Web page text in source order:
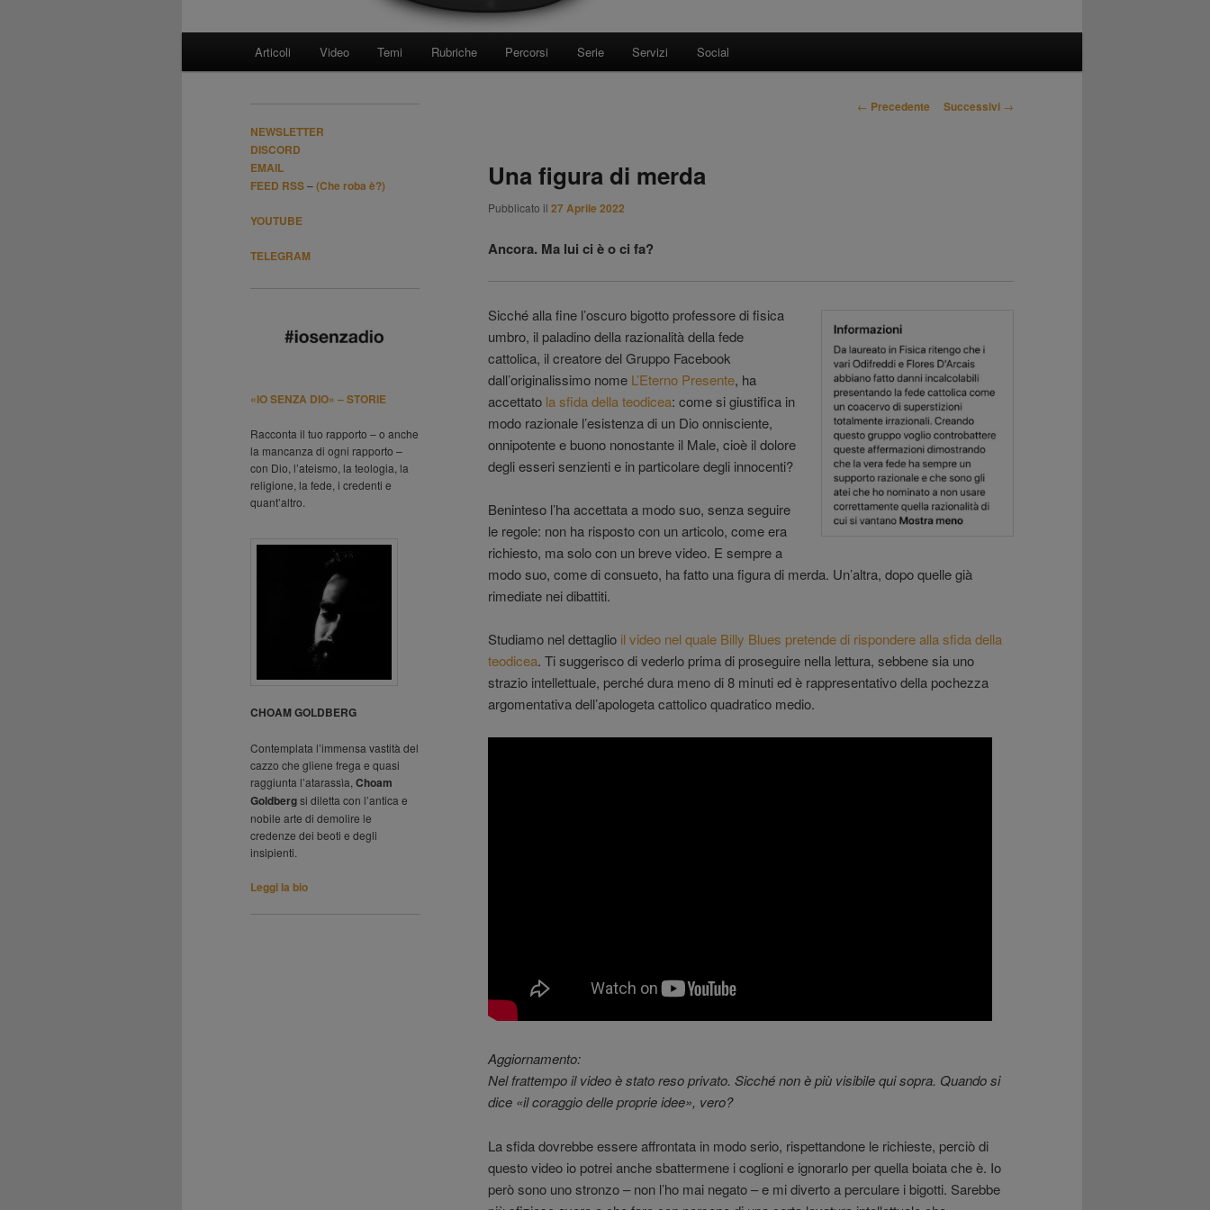
Vai
contenuto
principale
Articoli Video Temi Rubriche Percorsi Serie Servizi Social
Navigazione
← Precedente Successivi →
Una figura di merda
Pubblicato il 27 Aprile 2022
Ancora. Ma lui ci è o ci fa?
Sicché alla fine l’oscuro bigotto professore di fisica
umbro, il paladino della razionalità della fede
cattolica, il creatore del Gruppo Facebook
dall’originalissimo nome L’Eterno Presente, ha
accettato la sfida della teodicea: come si giustifica in
modo razionale l’esistenza di un Dio onnisciente,
onnipotente e buono nonostante il Male, cioè il dolore
degli esseri senzienti e in particolare degli innocenti?
Beninteso l’ha accettata a modo suo, senza seguire
le regole: non ha risposto con un articolo, come era
richiesto, ma solo con un breve video. E sempre a
modo suo, come di consueto, ha fatto una figura di merda. Un’altra, dopo quelle già
rimediate nei dibattiti.
Studiamo nel dettaglio il video nel quale Billy Blues pretende di rispondere alla sfida della
teodicea. Ti suggerisco di vederlo prima di proseguire nella lettura, sebbene sia uno
strazio intellettuale, perché dura meno di 8 minuti ed è rappresentativo della pochezza
argomentativa dell’apologeta cattolico quadratico medio.
Aggiornamento:
Nel frattempo il video è stato reso privato. Sicché non è più visibile qui sopra. Quando si
dice «il coraggio delle proprie idee», vero?
La sfida dovrebbe essere affrontata in modo serio, rispettandone le richieste, perciò di
questo video io potrei anche sbattermene i coglioni e ignorarlo per quella boiata che è. Io
però sono uno stronzo – non l’ho mai negato – e mi diverto a perculare i bigotti. Sarebbe
NEWSLETTER
DISCORD
EMAIL
FEED RSS–(Che roba è?)
YOUTUBE
TELEGRAM
«IO SENZA DIO» – STORIE
Racconta il tuo rapporto – o anche
la mancanza di ogni rapporto –
con Dio, l’ateismo, la teologia, la
religione, la fede, i credenti e
quant’altro.
CHOAM GOLDBERG
Contemplata l’immensa vastità del
cazzo che gliene frega e quasi
raggiunta l’atarassìa, Choam
Goldbergsi diletta con l’antica e
nobile arte di demolire le
credenze dei beoti e degli
insipienti.
Leggi la bio